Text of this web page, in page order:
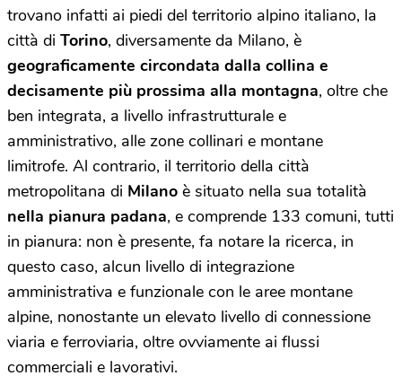
trovano infatti ai piedi del territorio alpino italiano, la
città di Torino, diversamente da Milano, è
geograficamente circondata dalla collina e
decisamente più prossima alla montagna, oltre che
ben integrata, a livello infrastrutturale e
amministrativo, alle zone collinari e montane
limitrofe. Al contrario, il territorio della città
metropolitana di Milano è situato nella sua totalità
nella pianura padana, e comprende 133 comuni, tutti
in pianura: non è presente, fa notare la ricerca, in
questo caso, alcun livello di integrazione
amministrativa e funzionale con le aree montane
alpine, nonostante un elevato livello di connessione
viaria e ferroviaria, oltre ovviamente ai flussi
commerciali e lavorativi.